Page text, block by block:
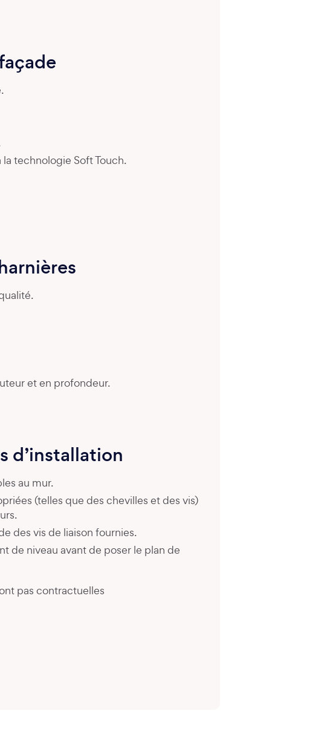
technologie Soft Touch.
et en profondeur.
d’installation
au mur.
(telles que des chevilles et des vis)
des vis de liaison fournies.
de niveau avant de poser le plan de
pas contractuelles